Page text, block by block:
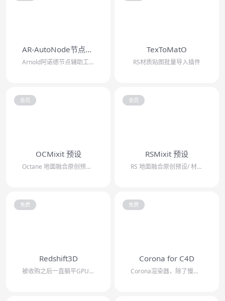
AR-AutoNode节点工具
Arnold阿诺德节点辅助工具 自动连接PBR贴图/自动插入常用节点/自动连接指...
TexToMatO
RS材质贴图批量导入插件
会员
OCMixit 预设
Octane 地面融合原创预设/ 材质混合工具 落灰 下雪 批量添加材质
会员
RSMixit 预设
RS 地面融合原创预设/ 材质混合工具 落灰 下雪 批量添加材质
免费
Redshift3D
被收购之后一直躺平GPU渲染器
免费
Corona for C4D
Corona渲染器，除了慢没有什么缺点